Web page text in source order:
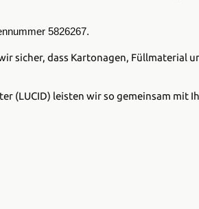
5826267.
sicher, dass Kartonagen, Füllmaterial
(LUCID) leisten wir so gemeinsam mit